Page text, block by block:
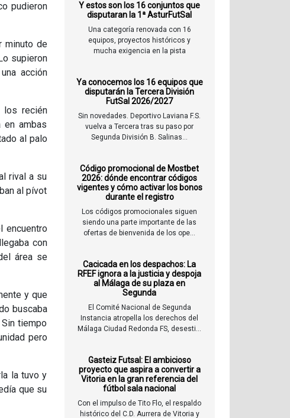
pudieron
minuto de
supieron
acción
los recién
ambas
al palo
rival a su
al pívot
encuentro
con
área se
y que
buscaba
tiempo
pero
la tuvo y
que su
Y estos son los 16 conjuntos que
disputaran la 1ª AsturFutSal
Una categoría renovada con 16
equipos, proyectos históricos y
mucha exigencia en la pista
Ya conocemos los 16 equipos que
disputarán la Tercera División
FutSal 2026/2027
Sin novedades. Deportivo Laviana F.S.
vuelva a Tercera tras su paso por
Segunda División B. Salinas...
Código promocional de Mostbet
2026: dónde encontrar códigos
vigentes y cómo activar los bonos
durante el registro
Los códigos promocionales siguen
siendo una parte importante de las
ofertas de bienvenida de los ope...
Cacicada en los despachos: La
RFEF ignora a la justicia y despoja
al Málaga de su plaza en
Segunda
El Comité Nacional de Segunda
Instancia atropella los derechos del
Málaga Ciudad Redonda FS, desesti...
Gasteiz Futsal: El ambicioso
proyecto que aspira a convertir a
Vitoria en la gran referencia del
fútbol sala nacional
Con el impulso de Tito Flo, el respaldo
histórico del C.D. Aurrera de Vitoria y